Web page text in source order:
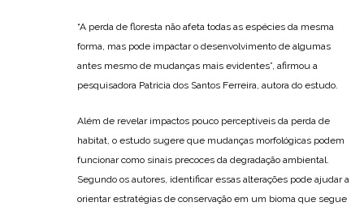
“A perda de floresta não afeta todas as espécies da mesma
forma, mas pode impactar o desenvolvimento de algumas
antes mesmo de mudanças mais evidentes”, afirmou a
pesquisadora Patricia dos Santos Ferreira, autora do estudo.
Além de revelar impactos pouco perceptíveis da perda de
habitat, o estudo sugere que mudanças morfológicas podem
funcionar como sinais precoces da degradação ambiental.
Segundo os autores, identificar essas alterações pode ajudar a
orientar estratégias de conservação em um bioma que segue